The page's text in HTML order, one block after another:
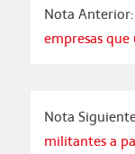
Nota Anterior:
empresas
Nota
militantes a